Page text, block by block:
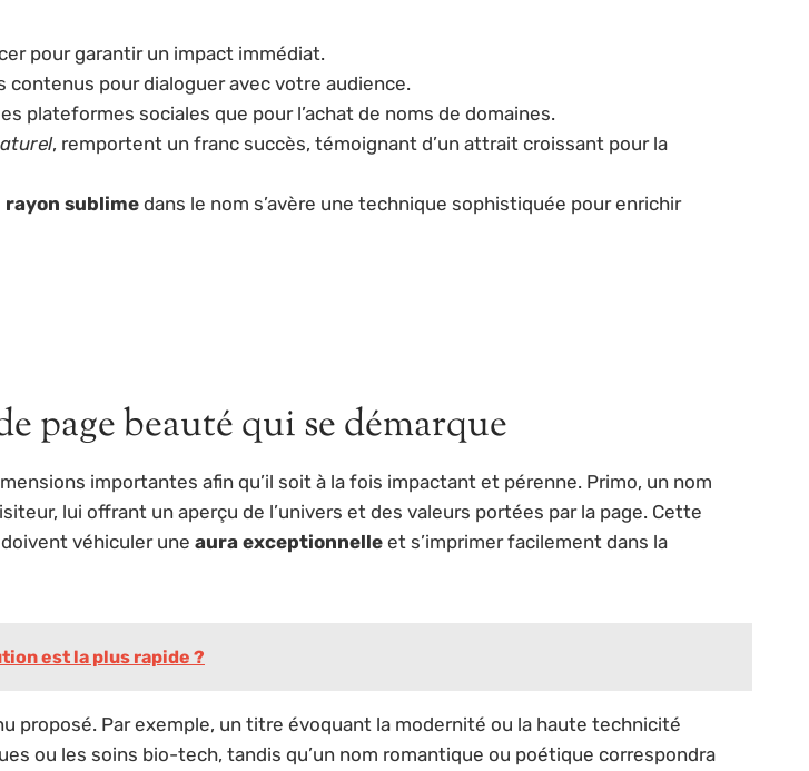
pour garantir un impact immédiat.
pour dialoguer avec votre audience.
plateformes sociales que pour l’achat de noms de domaines.
, remportent un franc succès, témoignant d’un attrait croissant pour la
rayon sublime dans le nom s’avère une technique sophistiquée pour enrichir
page beauté qui se démarque
importantes afin qu’il soit à la fois impactant et pérenne. Primo, un nom
lui offrant un aperçu de l’univers et des valeurs portées par la page. Cette
véhiculer une aura exceptionnelle et s’imprimer facilement dans la
est la plus rapide ?
Par exemple, un titre évoquant la modernité ou la haute technicité
ou les soins bio-tech, tandis qu’un nom romantique ou poétique correspondra